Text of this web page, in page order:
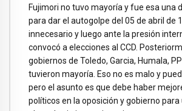
Fujimori no tuvo mayoría y fue esa una
para dar el autogolpe del 05 de abril de
innecesario y luego ante la presión
convocó a elecciones al CCD.
gobiernos de Toledo, Garcia, Humala,
tuvieron mayoría. Eso no es malo y
pero el asunto es que debe haber
políticos en la oposición y gobierno para